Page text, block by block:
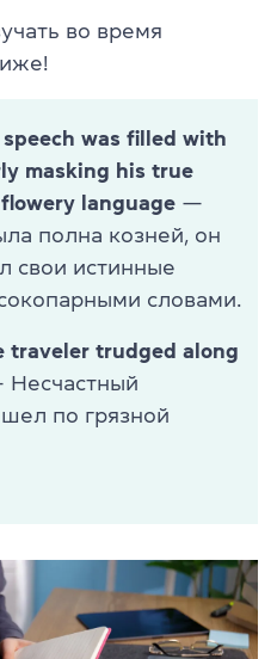
во время
was filled with
masking his true
language —
полна козней, он
свои истинные
словами.
traveler trudged along
Несчастный
по грязной